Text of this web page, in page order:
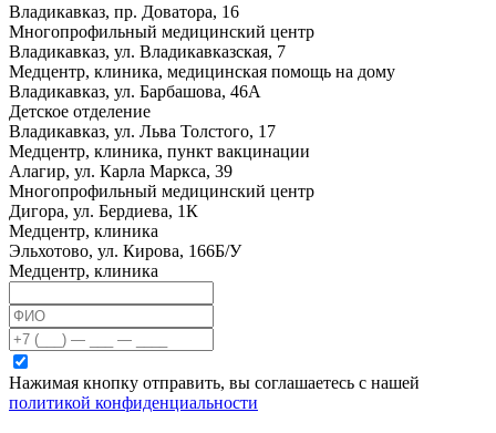
Владикавказ, пр. Доватора, 16
Многопрофильный медицинский центр
Владикавказ, ул. Владикавказская, 7
Медцентр, клиника, медицинская помощь на дому
Владикавказ, ул. Барбашова, 46А
Детское отделение
Владикавказ, ул. Льва Толстого, 17
Медцентр, клиника, пункт вакцинации
Алагир, ул. Карла Маркса, 39
Многопрофильный медицинский центр
Дигора, ул. Бердиева, 1К
Медцентр, клиника
Эльхотово, ул. Кирова, 166Б/У
Медцентр, клиника
Нажимая кнопку отправить, вы соглашаетесь с нашей
политикой конфиденциальности